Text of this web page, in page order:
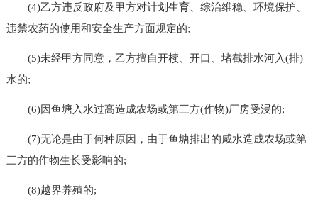
(4)乙方违反政府及甲方对计划生育、综治维稳、环境保护、
违禁农药的使用和安全生产方面规定的;
(5)未经甲方同意，乙方擅自开椟、开口、堵截排水河入(排)
水的;
(6)因鱼塘入水过高造成农场或第三方(作物)厂房受浸的;
(7)无论是由于何种原因，由于鱼塘排出的咸水造成农场或第
三方的作物生长受影响的;
(8)越界养殖的;